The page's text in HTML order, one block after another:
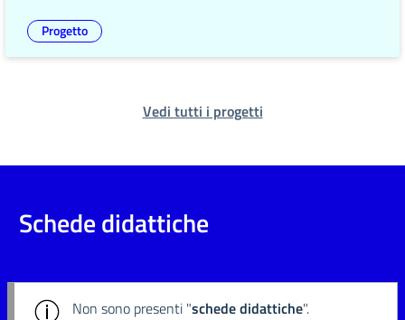
Progetto
Vedi tutti i progetti
Schede didattiche
Non sono presenti "schede didattiche".